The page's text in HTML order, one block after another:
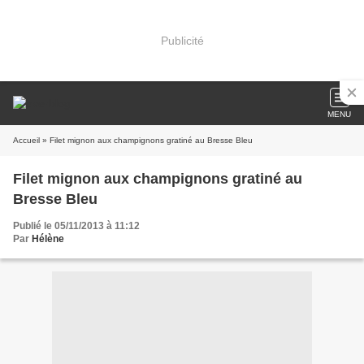
Publicité
MENU
Accueil » Filet mignon aux champignons gratiné au Bresse Bleu
Filet mignon aux champignons gratiné au
Bresse Bleu
Publié le 05/11/2013 à 11:12
Par Hélène